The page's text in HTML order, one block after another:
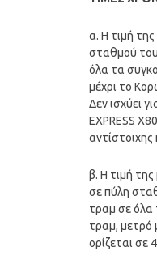
α. Η τιμή
σταθμού
όλα τα
μέχρι το
Δεν ισχύει
EXPRESS
β. Η τιμή
σε πύλη
τραμ σε όλα
τραμ, μετρό
ορίζεται σε